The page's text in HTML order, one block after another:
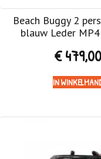
Beach Buggy 2
blauw Leder
€479,00
IN